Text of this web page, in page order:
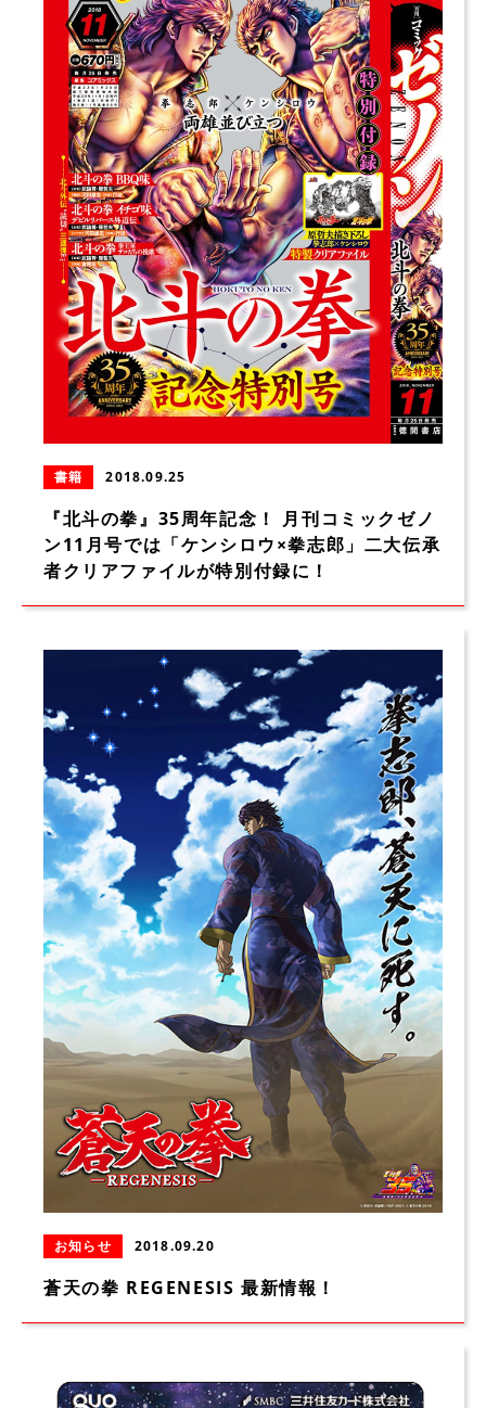
書籍 2018.09.25
『北斗の拳』35周年記念！ 月刊コミックゼノ
ン11月号では「ケンシロウ×拳志郎」二大伝承
者クリアファイルが特別付録に！
お知らせ 2018.09.20
蒼天の拳 REGENESIS 最新情報！